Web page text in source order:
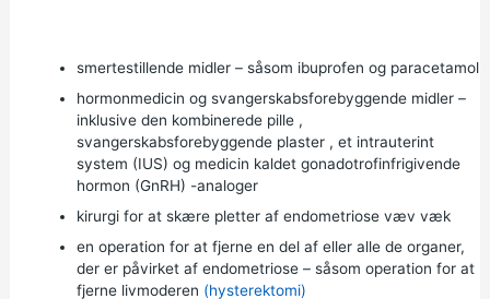
smertestillende midler – såsom ibuprofen og paracetamol
hormonmedicin og svangerskabsforebyggende midler –
inklusive den kombinerede pille,
svangerskabsforebyggende plaster, et intrauterint
system (IUS) og medicin kaldet gonadotrofinfrigivende
hormon (GnRH) -analoger
kirurgi for at skære pletter af endometriose væv væk
en operation for at fjerne en del af eller alle de organer,
der er påvirket af endometriose – såsom operation for at
fjerne livmoderen (hysterektomi)